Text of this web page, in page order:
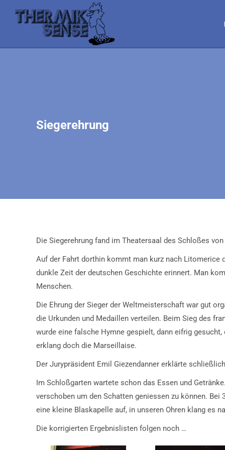
Siegerehrung
Die Siegerehrung fand im Theatersaal des Schloßes
Auf der Fahrt dorthin kommt man kurz nach Litomerice
dunkle Zeit der deutschen Geschichte erinnert. Man
Menschen.
Die Ehrung der Sieger der Weltmeisterschaft war gut
die Urkunden und Medaillen verteilen. Beim Sieg des
wurde eine falsche Hymne gespielt, dann eifrig
erklang doch die Marseillaise.
Der Jurypräsident Emil Giezendanner erklärte
Im Schloßgarten wartete schon das Essen und
verschoben um den Schatten geniessen zu können.
eine kleine Blaskapelle auf, in unseren Ohren klang es
Die korrigierten Ergebnislisten folgen noch …